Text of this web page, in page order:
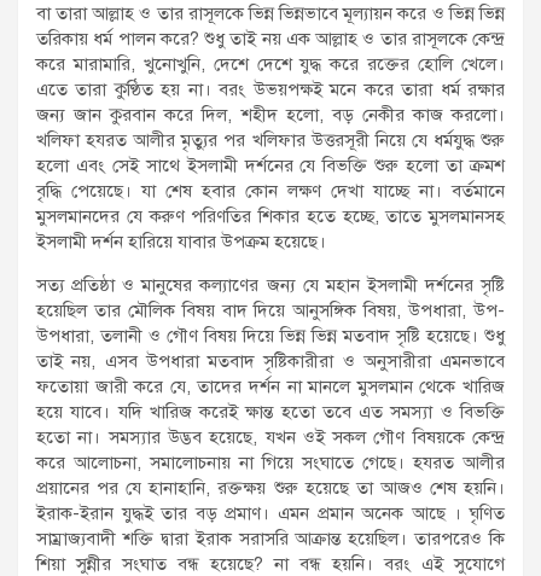
বা তারা আল্লাহ ও তার রাসূলকে ভিন্ন ভিন্নভাবে মূল্যায়ন করে ও ভিন্ন ভিন্ন
তরিকায় ধর্ম পালন করে? শুধু তাই নয় এক আল্লাহ ও তার রাসূলকে কেন্দ্র
করে মারামারি, খুনোখুনি, দেশে দেশে যুদ্ধ করে রক্তের হোলি খেলে।
এতে তারা কুণ্ঠিত হয় না। বরং উভয়পক্ষই মনে করে তারা ধর্ম রক্ষার
জন্য জান কুরবান করে দিল, শহীদ হলো, বড় নেকীর কাজ করলো।
খলিফা হযরত আলীর মৃত্যুর পর খলিফার উত্তরসূরী নিয়ে যে ধর্মযুদ্ধ শুরু
হলো এবং সেই সাথে ইসলামী দর্শনের যে বিভক্তি শুরু হলো তা ক্রমশ
বৃদ্ধি পেয়েছে। যা শেষ হবার কোন লক্ষণ দেখা যাচ্ছে না। বর্তমানে
মুসলমানদের যে করুণ পরিণতির শিকার হতে হচ্ছে, তাতে মুসলমানসহ
ইসলামী দর্শন হারিয়ে যাবার উপক্রম হয়েছে।
সত্য প্রতিষ্ঠা ও মানুষের কল্যাণের জন্য যে মহান ইসলামী দর্শনের সৃষ্টি
হয়েছিল তার মৌলিক বিষয় বাদ দিয়ে আনুসঙ্গিক বিষয়, উপধারা, উপ-
উপধারা, তলানী ও গৌণ বিষয় দিয়ে ভিন্ন ভিন্ন মতবাদ সৃষ্টি হয়েছে। শুধু
তাই নয়, এসব উপধারা মতবাদ সৃষ্টিকারীরা ও অনুসারীরা এমনভাবে
ফতোয়া জারী করে যে, তাদের দর্শন না মানলে মুসলমান থেকে খারিজ
হয়ে যাবে। যদি খারিজ করেই ক্ষান্ত হতো তবে এত সমস্যা ও বিভক্তি
হতো না। সমস্যার উদ্ভব হয়েছে, যখন ওই সকল গৌণ বিষয়কে কেন্দ্র
করে আলোচনা, সমালোচনায় না গিয়ে সংঘাতে গেছে। হযরত আলীর
প্রয়ানের পর যে হানাহানি, রক্তক্ষয় শুরু হয়েছে তা আজও শেষ হয়নি।
ইরাক-ইরান যুদ্ধই তার বড় প্রমাণ। এমন প্রমান অনেক আছে । ঘৃণিত
সাম্রাজ্যবাদী শক্তি দ্বারা ইরাক সরাসরি আক্রান্ত হয়েছিল। তারপরেও কি
শিয়া সুন্নীর সংঘাত বন্ধ হয়েছে? না বন্ধ হয়নি। বরং এই সুযোগে